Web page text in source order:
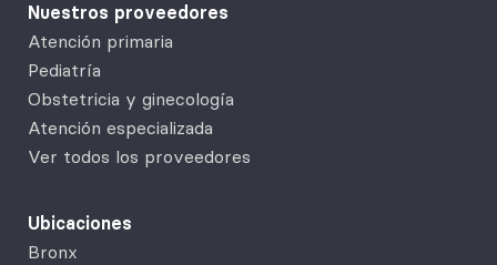
Nuestros proveedores
Atención primaria
Pediatría
Obstetricia y ginecología
Atención especializada
Ver todos los proveedores
Ubicaciones
Bronx